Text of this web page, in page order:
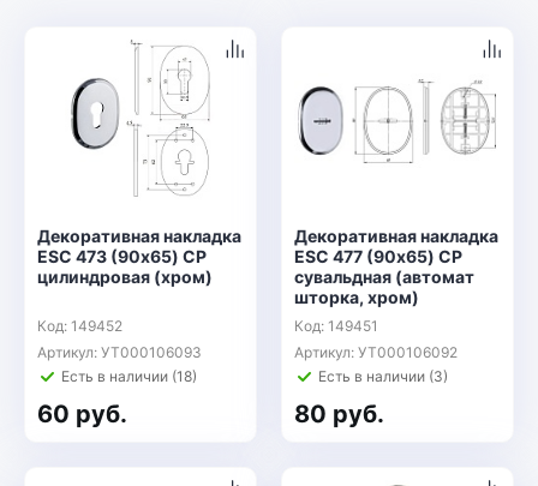
Декоративная накладка
ESC 473 (90х65) СP
цилиндровая (хром)
Код: 149452
Артикул: УТ000106093
Есть в наличии (18)
60 руб.
Декоративная накладка
ESC 477 (90х65) СP
сувальдная (автомат
шторка, хром)
Код: 149451
Артикул: УТ000106092
Есть в наличии (3)
80 руб.